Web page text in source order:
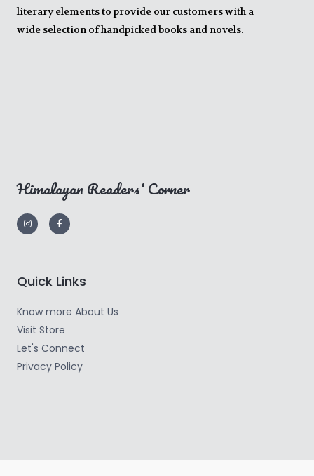
literary elements to provide our customers with a
wide selection of handpicked books and novels.
Himalayan Readers' Corner
Quick Links
Know more About Us
Visit Store
Let's Connect
Privacy Policy